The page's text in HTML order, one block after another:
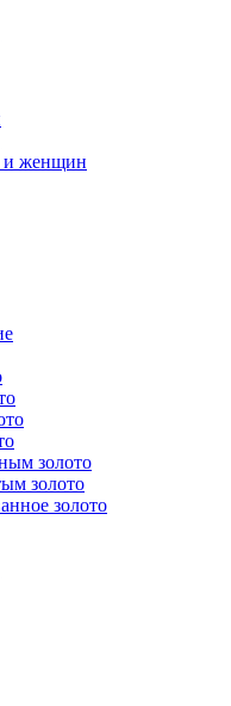
и женщин
золото
золото
золото